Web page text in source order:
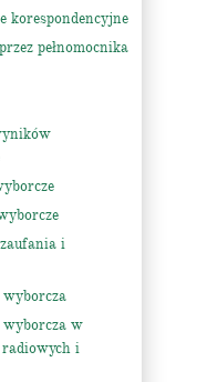
korespondencyjne
pełnomocnika
i
wyborcza w
i